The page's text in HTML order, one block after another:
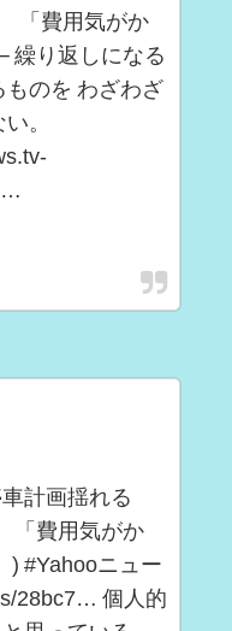
「費用気がか
り返しになる
ものを わざわざ
。
車計画揺れる
「費用気がか
) #Yahooニュー
28bc7… 個人的